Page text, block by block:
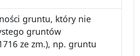
gruntu, który nie
gruntów
ze zm.), np. gruntu